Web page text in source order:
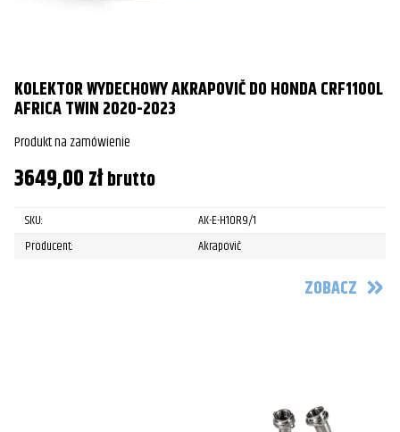
KOLEKTOR WYDECHOWY AKRAPOVIČ DO HONDA CRF1100L
AFRICA TWIN 2020-2023
Produkt na zamówienie
3649,00złbrutto
SKU:
AK-E-H10R9/1
Producent:
Akrapovič
ZOBACZ